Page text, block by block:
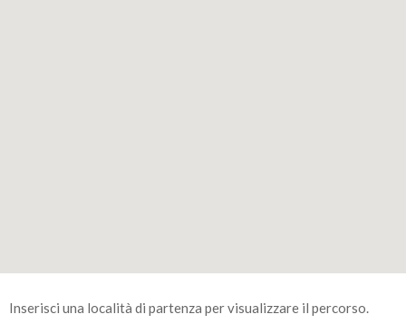
Inserisci una località di partenza per visualizzare il percorso.